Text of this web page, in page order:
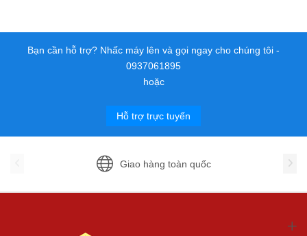
Bạn cần hỗ trợ? Nhấc máy lên và gọi ngay cho chúng tôi -
0937061895
hoặc
Hỗ trợ trực tuyến
Giao hàng toàn quốc